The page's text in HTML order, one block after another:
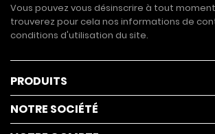
Vous pouvez vous désinscrire à tout
trouverez pour cela nos informations de
conditions d'utilisation du site.
PRODUITS
NOTRE SOCIÉTÉ